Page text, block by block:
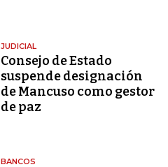
JUDICIAL
Consejo de Estado
suspende designación
de Mancuso como gestor
de paz
BANCOS